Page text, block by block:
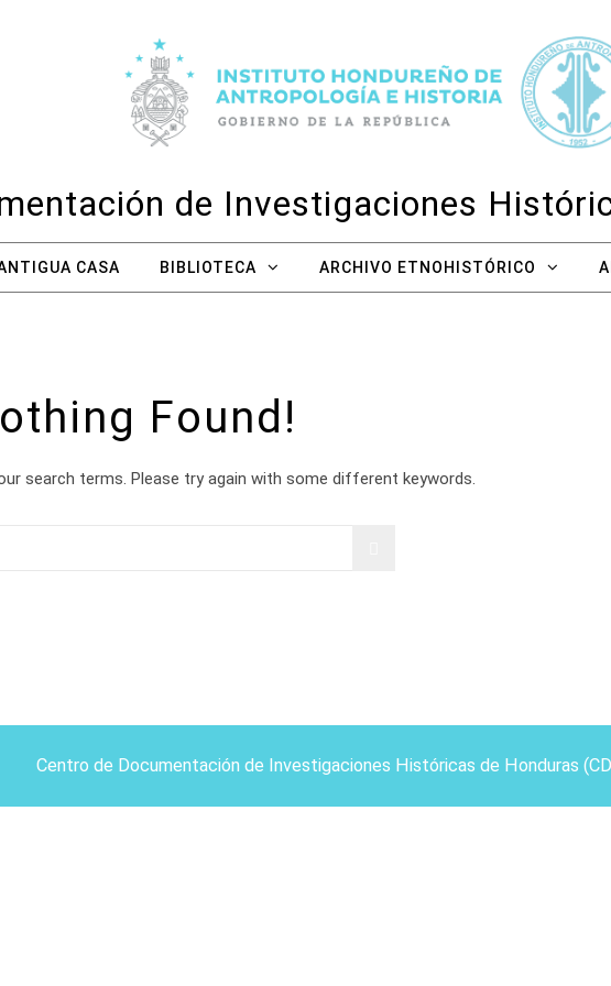
de Investigaciones
CASA BIBLIOTECA ARCHIVO ETNOHISTÓRICO
Found!
search terms. Please try again with some different keywords.
Centro de Documentación de Investigaciones Históricas de Honduras